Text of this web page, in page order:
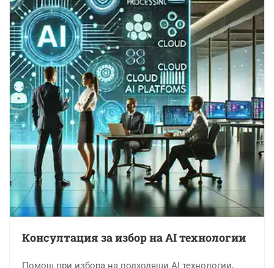
Консултация за избор на AI технологии
Помощ при избора на подходящи AI технологии,